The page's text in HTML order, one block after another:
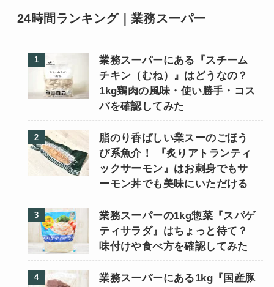
24時間ランキング｜業務スーパー
業務スーパーにある『スチーム
チキン（むね）』はどうなの？
1kg鶏肉の風味・使い勝手・コス
パを確認してみた
脂のり香ばしい業スーのごほう
び系魚介！ 『炙りアトランティ
ックサーモン』はお刺身でもサ
ーモン丼でも美味にいただける
業務スーパーの1kg惣菜『スパゲ
ティサラダ』はちょっと待て？
味付けや食べ方を確認してみた
業務スーパーにある1kg『国産豚